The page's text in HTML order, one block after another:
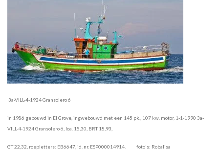
3a-VILL-4-1924 Gransolero 6
in 1986 gebouwd in El Grove, ingwebouwd met een 145 pk., 107 kw. motor, 1-1-1990 3a-
VILL-4-1924 Gransolero 6, loa. 15,30, BRT 18,93,
GT 22,32, roepletters: EB6647, id. nr. ESP000014914. foto's: Robalisa